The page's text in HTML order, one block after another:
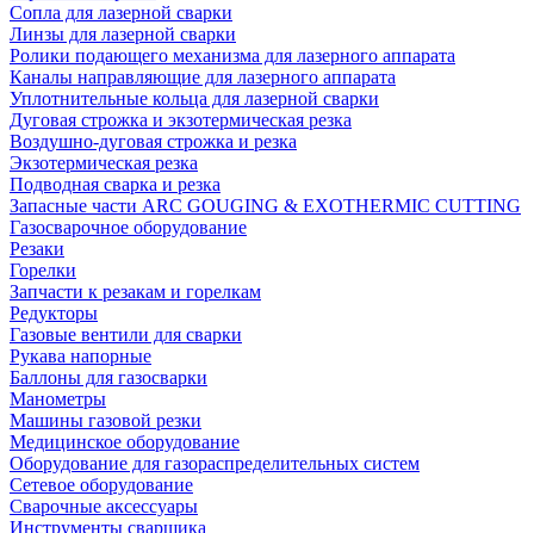
Сопла для лазерной сварки
Линзы для лазерной сварки
Ролики подающего механизма для лазерного аппарата
Каналы направляющие для лазерного аппарата
Уплотнительные кольца для лазерной сварки
Дуговая строжка и экзотермическая резка
Воздушно-дуговая строжка и резка
Экзотермическая резка
Подводная сварка и резка
Запасные части ARC GOUGING & EXOTHERMIC CUTTING
Газосварочное оборудование
Резаки
Горелки
Запчасти к резакам и горелкам
Редукторы
Газовые вентили для сварки
Рукава напорные
Баллоны для газосварки
Манометры
Машины газовой резки
Медицинское оборудование
Оборудование для газораспределительных систем
Сетевое оборудование
Сварочные аксессуары
Инструменты сварщика